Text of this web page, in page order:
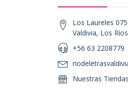
Los Laureles
Valdivia, Los
+56 63 2208779
Nuestras Tiendas